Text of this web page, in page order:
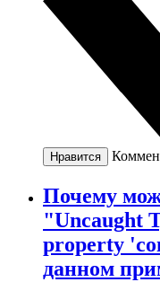
Нравится
Почему
"Uncaught
property
данном